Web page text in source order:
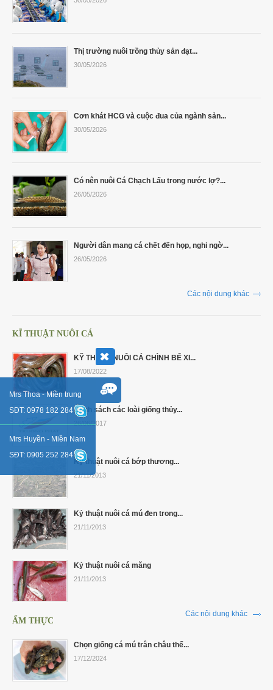
Thị trường nuôi trồng thủy sản đạt...
30/05/2026
Cơn khát HCG và cuộc đua của ngành sản...
30/05/2026
Có nên nuôi Cá Chạch Lấu trong nước lợ?...
26/05/2026
Người dân mang cá chết đến họp, nghi ngờ...
26/05/2026
Các nội dung khác
KĨ THUẬT NUÔI CÁ
KỸ THUẬT NUÔI CÁ CHÌNH BỂ XI...
17/08/2022
Danh sách các loài giống thủy...
26/06/2017
Kỷ thuật nuôi cá bớp thương...
21/11/2013
Kỷ thuật nuôi cá mú đen trong...
21/11/2013
Kỷ thuật nuôi cá măng
21/11/2013
Các nội dung khác
ẨM THỰC
Chọn giống cá mú trân châu thế...
17/12/2024
Mrs Thoa - Miền trung
SĐT: 0978 182 284
Mrs Huyền - Miền Nam
SĐT: 0905 252 284